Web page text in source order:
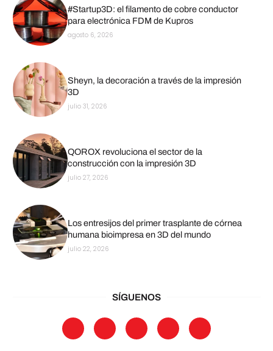
#Startup3D: el filamento de cobre conductor
para electrónica FDM de Kupros
agosto 6, 2026
Sheyn, la decoración a través de la impresión
3D
julio 31, 2026
QOROX revoluciona el sector de la
construcción con la impresión 3D
julio 27, 2026
Los entresijos del primer trasplante de córnea
humana bioimpresa en 3D del mundo
julio 22, 2026
SÍGUENOS